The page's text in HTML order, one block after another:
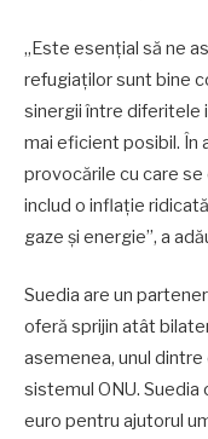
„Este esențial să ne
refugiaților sunt bine
sinergii între diferitele
mai eficient posibil. În
provocările cu care
includ o inflație
gaze și energie”, a
Suedia are un
oferă sprijin atât
asemenea, unul
sistemul ONU.
euro pentru ajutorul